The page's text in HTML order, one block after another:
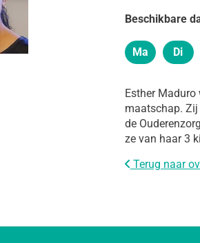
Beschikbare
Maandag
Ma Di
Esther
maatschap. Zij
de
ze van haar 3
Terug naar